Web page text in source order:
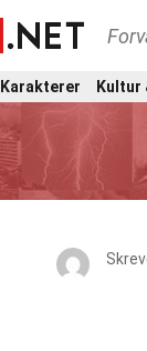
Karakterer Kultur